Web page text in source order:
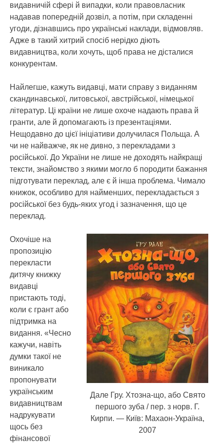
видавничій сфері й випадки, коли правовласник
надавав попередній дозвіл, а потім, при складенні
угоди, дізнавшись про українські наклади, відмовляв.
Адже в такий хитрий спосіб нерідко діють
видавництва, коли хочуть, щоб права не дісталися
конкурентам.
Найлегше, кажуть видавці, мати справу з виданням
скандинавської, литовської, австрійської, німецької
літератур. Ці країни не лише охоче надають права й
гранти, але й допомагають із презентаціями.
Нещодавно до цієї ініціативи долучилася Польща. А
чи не найважче, як не дивно, з перекладами з
російської. До України не лише не доходять найкращі
тексти, знайомство з якими могло б породити бажання
підготувати переклад, але є й інша проблема. Чимало
книжок, особливо для найменших, перекладається з
російської без будь-яких угод і зазначення, що це
переклад.
Дале Гру. Хтозна-що, або Свято
першого зуба / пер. з норв. Г.
Кирпи. — Київ: Махаон-Україна,
2007
Охочіше на
пропозицію
перекласти
дитячу книжку
видавці
пристають тоді,
коли є грант або
підтримка на
видання. «Чесно
кажучи, навіть
думки такої не
виникало
пропонувати
українським
видавництвам
надрукувати
щось без
фінансової